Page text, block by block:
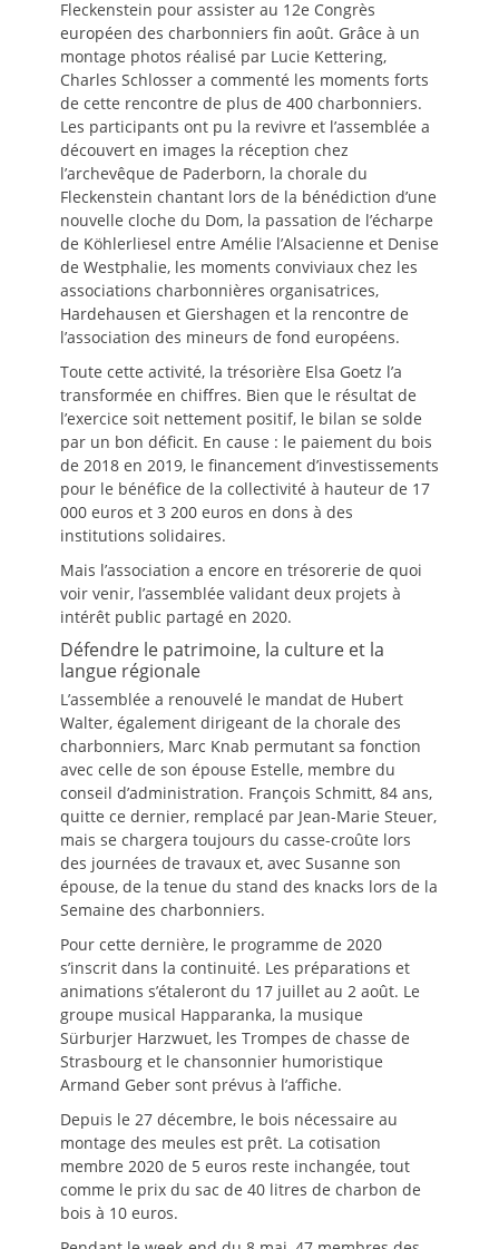
Fleckenstein pour assister au 12e Congrès
européen des charbonniers fin août. Grâce à un
montage photos réalisé par Lucie Kettering,
Charles Schlosser a commenté les moments forts
de cette rencontre de plus de 400 charbonniers.
Les participants ont pu la revivre et l’assemblée a
découvert en images la réception chez
l’archevêque de Paderborn, la chorale du
Fleckenstein chantant lors de la bénédiction d’une
nouvelle cloche du Dom, la passation de l’écharpe
de Köhlerliesel entre Amélie l’Alsacienne et Denise
de Westphalie, les moments conviviaux chez les
associations charbonnières organisatrices,
Hardehausen et Giershagen et la rencontre de
l’association des mineurs de fond européens.
Toute cette activité, la trésorière Elsa Goetz l’a
transformée en chiffres. Bien que le résultat de
l’exercice soit nettement positif, le bilan se solde
par un bon déficit. En cause : le paiement du bois
de 2018 en 2019, le financement d’investissements
pour le bénéfice de la collectivité à hauteur de 17
000 euros et 3 200 euros en dons à des
institutions solidaires.
Mais l’association a encore en trésorerie de quoi
voir venir, l’assemblée validant deux projets à
intérêt public partagé en 2020.
Défendre le patrimoine, la culture et la
langue régionale
L’assemblée a renouvelé le mandat de Hubert
Walter, également dirigeant de la chorale des
charbonniers, Marc Knab permutant sa fonction
avec celle de son épouse Estelle, membre du
conseil d’administration. François Schmitt, 84 ans,
quitte ce dernier, remplacé par Jean-Marie Steuer,
mais se chargera toujours du casse-croûte lors
des journées de travaux et, avec Susanne son
épouse, de la tenue du stand des knacks lors de la
Semaine des charbonniers.
Pour cette dernière, le programme de 2020
s’inscrit dans la continuité. Les préparations et
animations s’étaleront du 17 juillet au 2 août. Le
groupe musical Happaranka, la musique
Sürburjer Harzwuet, les Trompes de chasse de
Strasbourg et le chansonnier humoristique
Armand Geber sont prévus à l’affiche.
Depuis le 27 décembre, le bois nécessaire au
montage des meules est prêt. La cotisation
membre 2020 de 5 euros reste inchangée, tout
comme le prix du sac de 40 litres de charbon de
bois à 10 euros.